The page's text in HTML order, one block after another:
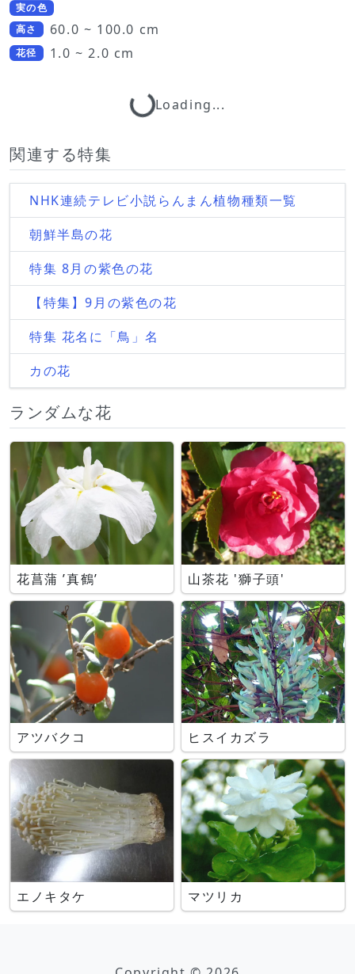
実の色
高さ
60.0 ~ 100.0 cm
花径 1.0 ~ 2.0 cm
Loading...Loading...
関連する特集
NHK連続テレビ小説らんまん植物種類一覧
朝鮮半島の花
特集 8月の紫色の花
【特集】9月の紫色の花
特集 花名に「鳥」名
カの花
ランダムな花
花菖蒲 ’真鶴’ 山茶花 '獅子頭'
アツバクコ ヒスイカズラ
エノキタケ マツリカ